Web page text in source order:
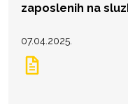
zaposlenih na
07.04.2025.